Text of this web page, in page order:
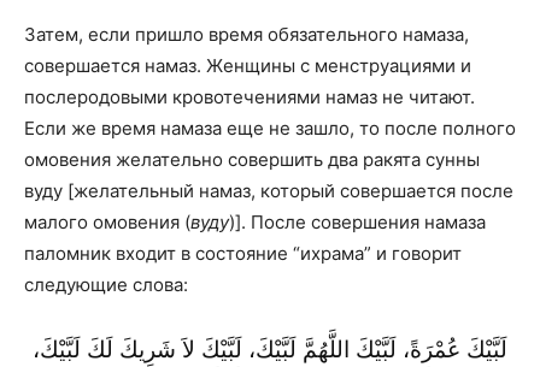
Затем, если пришло время обязательного намаза,
совершается намаз. Женщины с менструациями и
послеродовыми кровотечениями намаз не читают.
Если же время намаза еще не зашло, то после полного
омовения желательно совершить два ракята сунны
вуду [желательный намаз, который совершается после
малого омовения (вуду)]. После совершения намаза
паломник входит в состояние “ихрама” и говорит
следующие слова:
لَبَّيْكَ عُمْرَةً، لَبَّيْكَ اللَّهُمَّ لَبَّيْكَ، لَبَّيْكَ لاَ شَرِيكَ لَكَ لَبَّيْكَ،